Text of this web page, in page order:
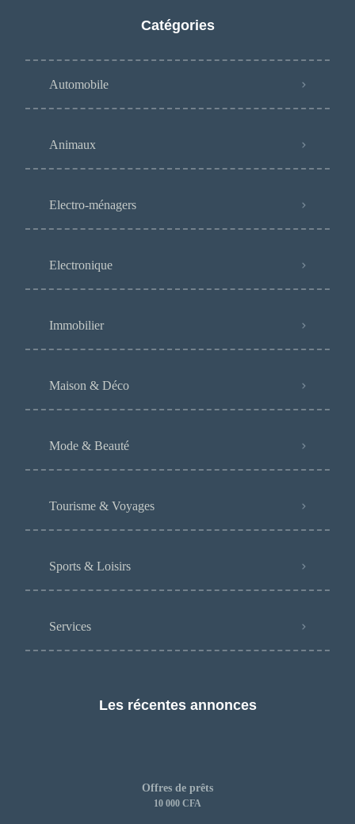
Catégories
Automobile
Animaux
Electro-ménagers
Electronique
Immobilier
Maison & Déco
Mode & Beauté
Tourisme & Voyages
Sports & Loisirs
Services
Les récentes annonces
Offres de prêts
10 000 CFA